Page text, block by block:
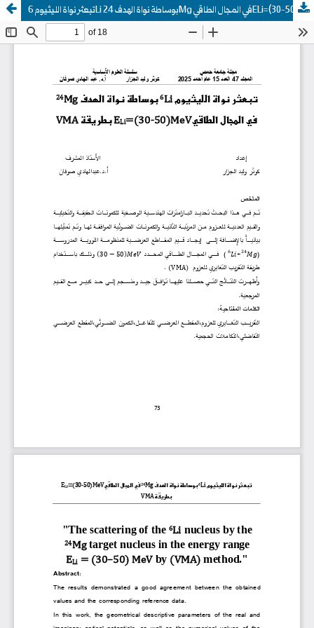
تبعثر نواة الليثيوم 6Li بوساطة نواة الهدف 24Mg في المجال الطاقيELi=(30-50)MeV بطريقة VMA